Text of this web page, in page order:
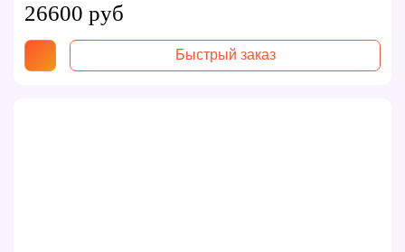
26600 руб
Быстрый заказ